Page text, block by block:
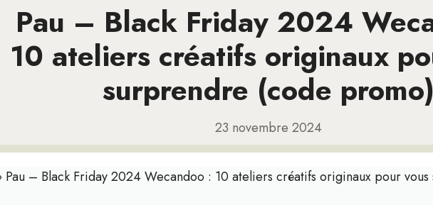
Pau – Black Friday 2024
10 ateliers créatifs originaux
surprendre (code promo)
23 novembre 2024
Pau – Black Friday 2024 Wecandoo : 10 ateliers créatifs originaux pour